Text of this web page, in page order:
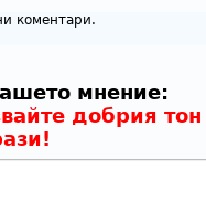
коментари.
мнение:
добрия